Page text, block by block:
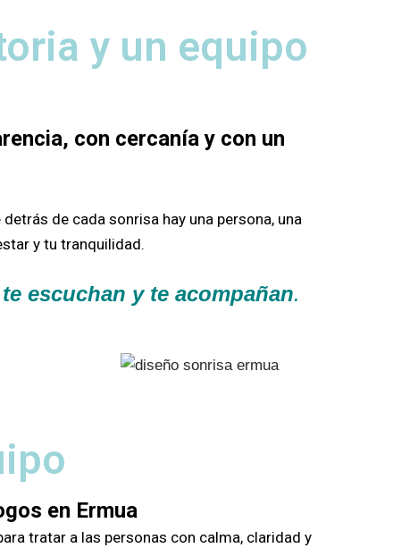
y un equipo
con cercanía y con un
de cada sonrisa hay una persona, una
y tu tranquilidad.
escuchan y te acompañan.
en Ermua
tratar a las personas con calma, claridad y